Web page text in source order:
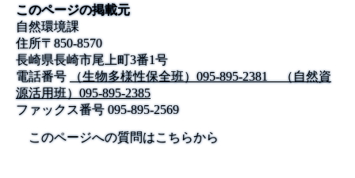
このページの掲載元
自然環境課
住所〒850-8570
長崎県長崎市尾上町3番1号
電話番号
（生物多様性保全班）095-895-2381 （自然資
源活用班）095-895-2385
ファックス番号095-895-2569
このページへの質問はこちらから